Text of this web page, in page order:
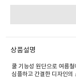
상품설명
쿨 기능성 원단으로 여름
심플하고 간결한 디자인의